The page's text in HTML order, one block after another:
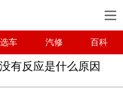
选车 汽修 百科
有反应是什么原因